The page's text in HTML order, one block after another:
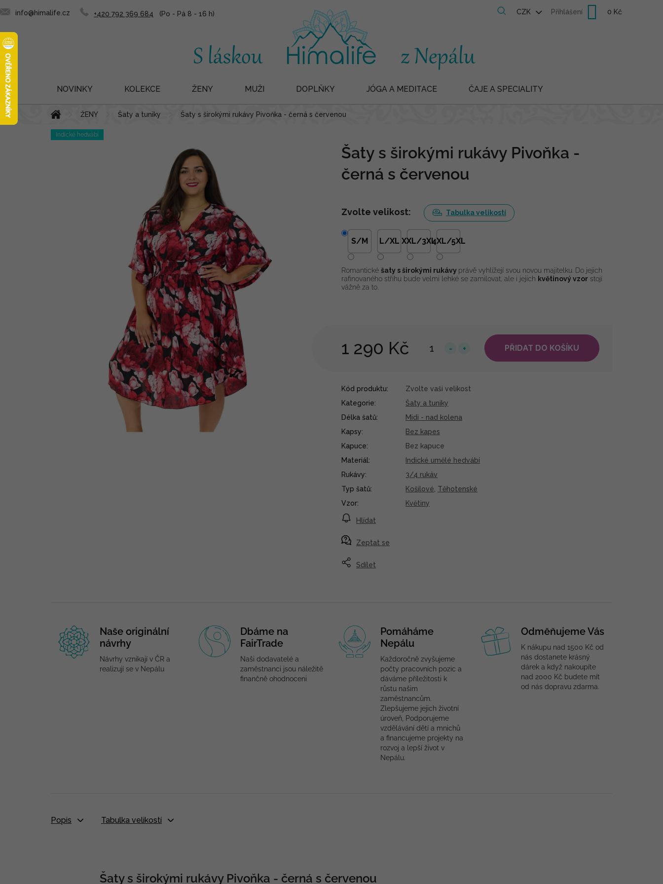
Přejít
na
obsah
+420 792 369 684
info@himalife.cz CZK Přihlášení
Nákupní
NOVINKY KOLEKCE ŽENY MUŽI DOPLŇKY JÓGA A MEDITACE ČAJE A SPECIALITY
Domů ŽENY Šaty a tuniky Šaty s širokými rukávy Pivoňka - černá s červenou
Indické hedvábí
Šaty s širokými rukávy Pivoňka -
černá s červenou
1 290 Kč PŘIDAT DO KOŠÍKU
Zvolte velikost: Tabulka velikostí
S/M L/XL XXL/3XL4XL/5XL
Romantické šaty s širokými rukávy právě vyhlížejí svou novou majitelku. Do jejich
rafinovaného střihu bude velmi lehké se zamilovat, ale i jejich květinový vzor stojí
vážně za to.
Zeptat se
Hlídat
Sdílet
Kód produktu:
Zvolte vaši velikost
Kategorie:
Šaty a tuniky
Délka šatů:
Midi - nad kolena
Kapsy:
Bez kapes
Kapuce:
Bez kapuce
Materiál:
Indické umělé hedvábí
Rukávy:
3/4 rukáv
Typ šatů: Košilové Těhotenské
Vzor: Květiny
Naše originální
návrhy
Návrhy vznikají v ČR a
realizují se v Nepálu
Dbáme na
FairTrade
Naši dodavatelé a
zaměstnanci jsou náležitě
finančně ohodnoceni
Pomáháme
Nepálu
Každoročně zvyšujeme
počty pracovních pozic a
dáváme příležitosti k
růstu našim
zaměstnancům.
Zlepšujeme jejich životní
úroveň, Podporujeme
vzdělávání dětí a mnichů
a financujeme projekty na
rozvoj a lepší život v
Nepálu.
Odměňujeme Vás
K nákupu nad 1500 Kč od
nás dostanete krásný
dárek a když nakoupíte
nad 2000 Kč budete mít
od nás dopravu zdarma.
Popis Tabulka velikostí
Šaty s širokými rukávy Pivoňka - černá s červenou